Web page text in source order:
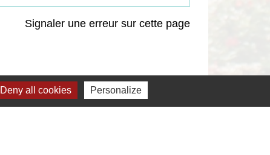
Signaler une erreur sur cette page
Deny all cookies Personalize